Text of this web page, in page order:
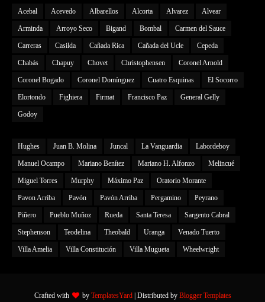
Acebal Acevedo Albarellos Alcorta Alvarez Alvear
Arminda Arroyo Seco Bigand Bombal Carmen del Sauce
Carreras Casilda Cañada Rica Cañada del Ucle Cepeda
Chabás Chapuy Chovet Christophensen Coronel Arnold
Coronel Bogado Coronel Domínguez Cuatro Esquinas El Socorro
Elortondo Fighiera Firmat Francisco Paz General Gelly
Godoy
Hughes Juan B. Molina Juncal La Vanguardia Labordeboy
Manuel Ocampo Mariano Benítez Mariano H. Alfonzo Melincué
Miguel Torres Murphy Máximo Paz Oratorio Morante
Pavon Arriba Pavón Pavón Arriba Pergamino Peyrano
Piñero Pueblo Muñoz Rueda Santa Teresa Sargento Cabral
Stephenson Teodelina Theobald Uranga Venado Tuerto
Villa Amelia Villa Constitución Villa Mugueta Wheelwright
Crafted with by TemplatesYard| Distributed by Blogger Templates